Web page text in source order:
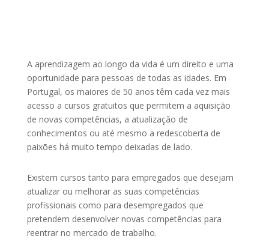
A aprendizagem ao longo da vida é um direito e uma
oportunidade para pessoas de todas as idades. Em
Portugal, os maiores de 50 anos têm cada vez mais
acesso a cursos gratuitos que permitem a aquisição
de novas competências, a atualização de
conhecimentos ou até mesmo a redescoberta de
paixões há muito tempo deixadas de lado.
Existem cursos tanto para empregados que desejam
atualizar ou melhorar as suas competências
profissionais como para desempregados que
pretendem desenvolver novas competências para
reentrar no mercado de trabalho.